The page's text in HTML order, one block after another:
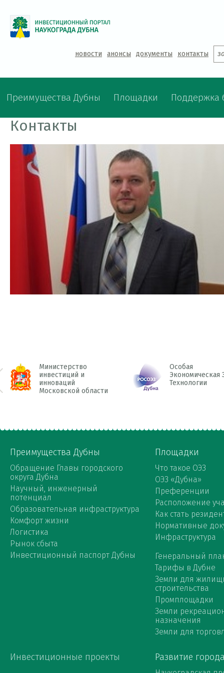
новости анонсы документы контакты
Преимущества Дубны Площадки Поддержка
Контакты
Министерство
инвестиций и
инноваций
Московской области
Особая
Экономическая
Технологии
Преимущества Дубны
Обращение Главы городского
округа Дубна
Научный, инженерный
потенциал
Образовательная инфраструктура
Комфорт жизни
Логистика
Рынок сбыта
Инвестиционный паспорт Дубны
Площадки
Что такое ОЭЗ
ОЭЗ «Дубна»
Преференции
Расположение
Как стать
Нормативные
Инфраструктура
Генеральный
Тарифы в Дубне
Земли для
строительства
Промплощадки
Земли
назначения
Земли для
Инвестиционные проекты Развитие